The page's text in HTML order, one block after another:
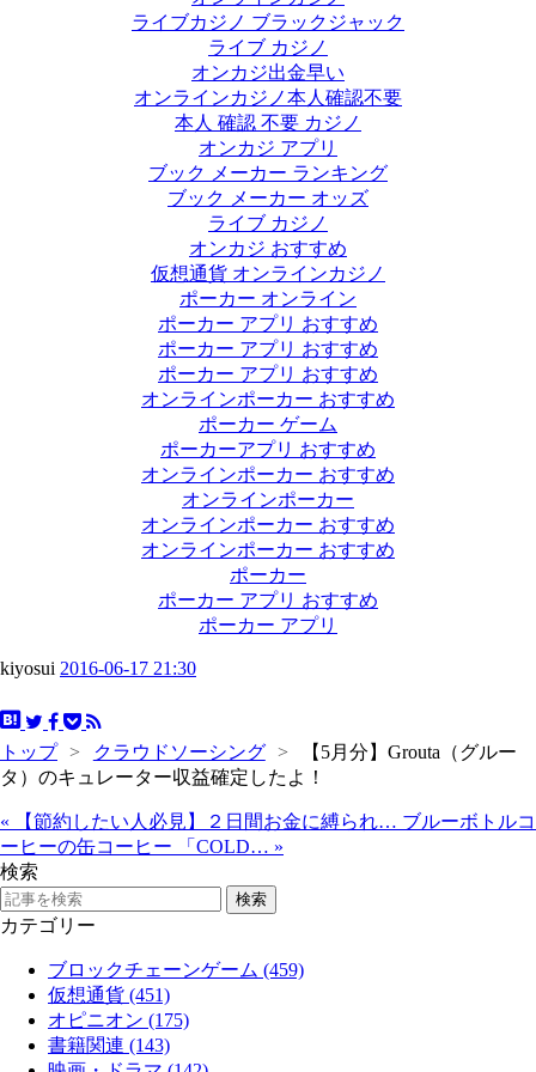
ライブカジノ ブラックジャック
ライブ カジノ
オンカジ出金早い
オンラインカジノ本人確認不要
本人 確認 不要 カジノ
オンカジ アプリ
ブック メーカー ランキング
ブック メーカー オッズ
ライブ カジノ
オンカジ おすすめ
仮想通貨 オンラインカジノ
ポーカー オンライン
ポーカー アプリ おすすめ
ポーカー アプリ おすすめ
ポーカー アプリ おすすめ
オンラインポーカー おすすめ
ポーカー ゲーム
ポーカーアプリ おすすめ
オンラインポーカー おすすめ
オンラインポーカー
オンラインポーカー おすすめ
オンラインポーカー おすすめ
ポーカー
ポーカー アプリ おすすめ
ポーカー アプリ
kiyosui 2016-06-17 21:30
トップ > クラウドソーシング >
【5月分】Grouta（グルー
タ）のキュレーター収益確定したよ！
« 【節約したい人必見】２日間お金に縛られ… ブルーボトルコ
ーヒーの缶コーヒー 「COLD… »
検索
カテゴリー
ブロックチェーンゲーム (459)
仮想通貨 (451)
オピニオン (175)
書籍関連 (143)